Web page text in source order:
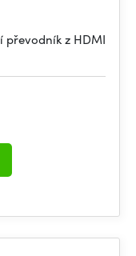
převodník z HDMI